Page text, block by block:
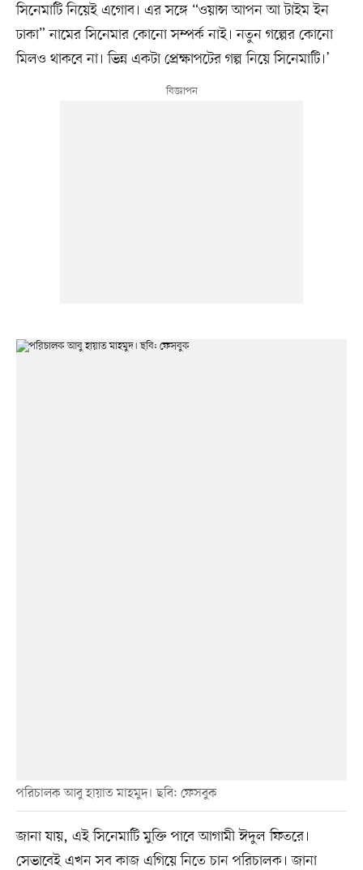
সিনেমাটি নিয়েই এগোব। এর সঙ্গে “ওয়ান্স আপন আ টাইম ইন
ঢাকা” নামের সিনেমার কোনো সম্পর্ক নাই। নতুন গল্পের কোনো
মিলও থাকবে না। ভিন্ন একটা প্রেক্ষাপটের গল্প নিয়ে সিনেমাটি।’
পরিচালক আবু হায়াত মাহমুদ। ছবি: ফেসবুক
জানা যায়, এই সিনেমাটি মুক্তি পাবে আগামী ঈদুল ফিতরে।
সেভাবেই এখন সব কাজ এগিয়ে নিতে চান পরিচালক। জানা